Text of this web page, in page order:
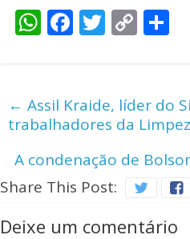
W
s
A
p
p
F
b
o
o
k
T
er
C
y
Li
n
k
e
← Assil Kraide, líder do
trabalhadores da
A condenação de
Share This Post:
Deixe um comentário